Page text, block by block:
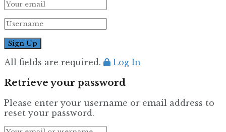
All fields are required. Log In
Retrieve your password
Please enter your username or email address to
reset your password.